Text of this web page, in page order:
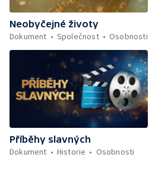
Neobyčejné životy
Dokument
Společnost Osobnosti
Příběhy slavných
Dokument
Historie Osobnosti